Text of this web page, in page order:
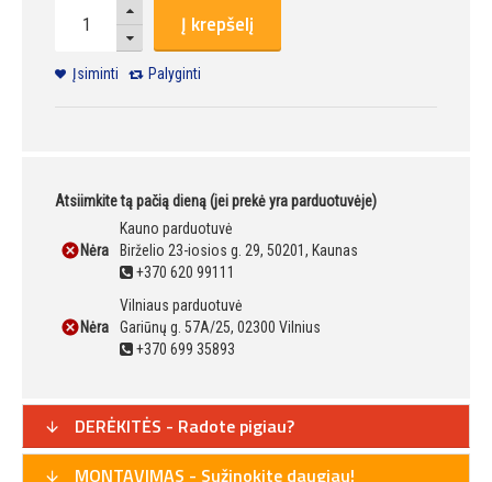
Į krepšelį
Įsiminti Palyginti
Atsiimkite tą pačią dieną (jei prekė yra parduotuvėje)
Nėra
Kauno parduotuvė
Birželio 23-iosios g. 29, 50201, Kaunas
+370 620 99111
Nėra
Vilniaus parduotuvė
Gariūnų g. 57A/25, 02300 Vilnius
+370 699 35893
DERĖKITĖS - Radote pigiau?
MONTAVIMAS - Sužinokite daugiau!